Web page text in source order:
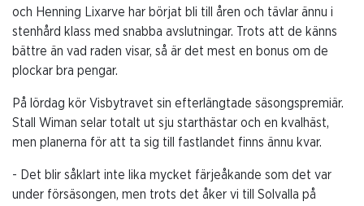
och Henning Lixarve har börjat bli till åren och tävlar ännu i
stenhård klass med snabba avslutningar. Trots att de känns
bättre än vad raden visar, så är det mest en bonus om de
plockar bra pengar.
På lördag kör Visbytravet sin efterlängtade säsongspremiär.
Stall Wiman selar totalt ut sju starthästar och en kvalhäst,
men planerna för att ta sig till fastlandet finns ännu kvar.
- Det blir såklart inte lika mycket färjeåkande som det var
under försäsongen, men trots det åker vi till Solvalla på